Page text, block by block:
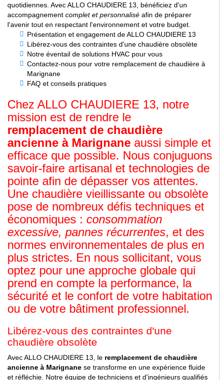
quotidiennes. Avec ALLO CHAUDIERE 13, bénéficiez d'un
accompagnement complet et personnalisé afin de préparer
l'avenir tout en respectant l'environnement et votre budget.
Présentation et engagement de ALLO CHAUDIERE 13
Libérez-vous des contraintes d'une chaudière obsolète
Notre éventail de solutions HVAC pour vous
Contactez-nous pour votre remplacement de chaudière à
Marignane
FAQ et conseils pratiques
Chez ALLO CHAUDIERE 13, notre
mission est de rendre le
remplacement de chaudière
ancienne à Marignane aussi simple et
efficace que possible. Nous conjuguons
savoir-faire artisanal et technologies de
pointe afin de dépasser vos attentes.
Une chaudière vieillissante ou obsolète
pose de nombreux défis techniques et
économiques : consommation
excessive, pannes récurrentes, et des
normes environnementales de plus en
plus strictes. En nous sollicitant, vous
optez pour une approche globale qui
prend en compte la performance, la
sécurité et le confort de votre habitation
ou de votre bâtiment professionnel.
Libérez-vous des contraintes d'une
chaudière obsolète
Avec ALLO CHAUDIERE 13, le remplacement de chaudière
ancienne à Marignane se transforme en une expérience fluide
et réfléchie. Notre équipe de techniciens et d'ingénieurs qualifiés